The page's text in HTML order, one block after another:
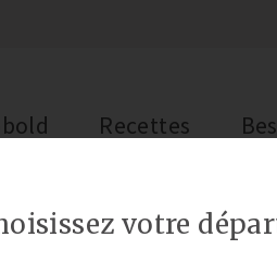
Recettes
votre